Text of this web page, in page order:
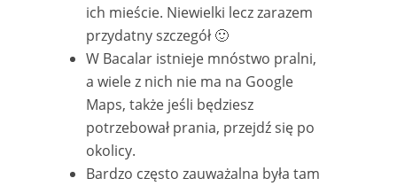
ich mieście. Niewielki lecz zarazem
przydatny szczegół 🙂
W Bacalar istnieje mnóstwo pralni,
a wiele z nich nie ma na Google
Maps, także jeśli będziesz
potrzebował prania, przejdź się po
okolicy.
Bardzo często zauważalna była tam